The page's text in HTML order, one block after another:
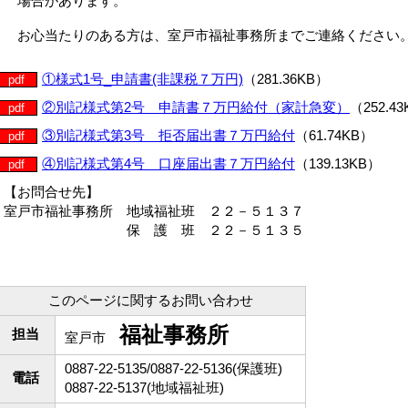
お心当たりのある方は、室戸市福祉事務所までご連絡ください。
pdf ①様式1号_申請書(非課税７万円) （281.36KB）
pdf ②別記様式第2号 申請書７万円給付（家計急変） （
pdf ③別記様式第3号 拒否届出書７万円給付 （61.74KB）
pdf ④別記様式第4号 口座届出書７万円給付 （139.13KB）
【お問合せ先】
室戸市福祉事務所 地域福祉班 ２２－５１３７
保 護 班 ２２－５１３５
このページに関するお問い合わせ
担当 室戸市福祉事務所
電話
0887-22-5135/0887-22-5136(保護班)
0887-22-5137(地域福祉班)